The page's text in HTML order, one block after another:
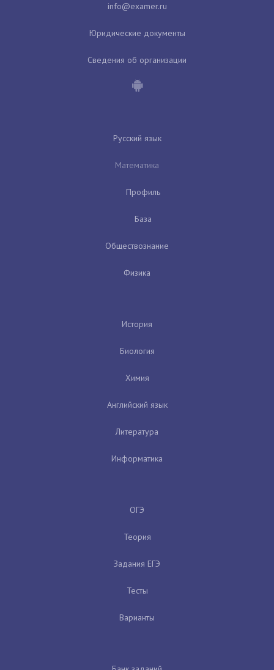
Юридические документы
Сведения об организации
Русский язык
Математика
Профиль
База
Обществознание
Физика
История
Биология
Химия
Английский язык
Литература
Информатика
ОГЭ
Теория
Задания ЕГЭ
Тесты
Варианты